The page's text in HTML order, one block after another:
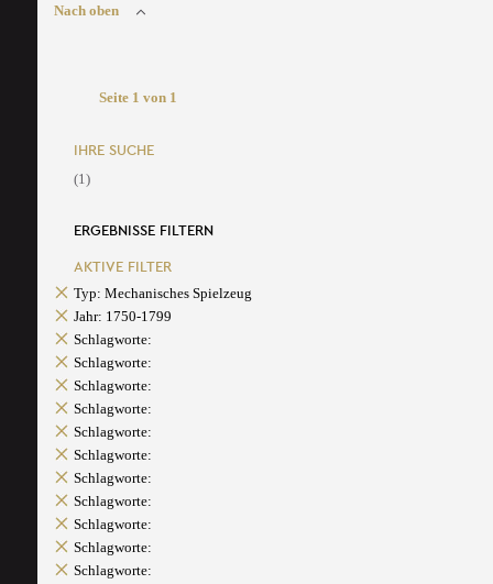
Nach oben
Seite 1 von 1
IHRE SUCHE
(1)
ERGEBNISSE FILTERN
AKTIVE FILTER
Typ: Mechanisches Spielzeug
Jahr: 1750-1799
Schlagworte:
Schlagworte:
Schlagworte:
Schlagworte:
Schlagworte:
Schlagworte:
Schlagworte:
Schlagworte:
Schlagworte:
Schlagworte:
Schlagworte: